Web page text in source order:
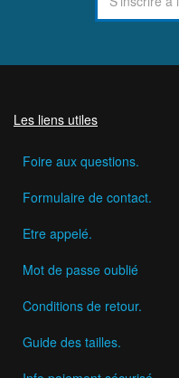
Les liens utiles
Foire aux questions.
Formulaire de contact.
Etre appelé.
Mot de passe oublié
Conditions de retour.
Guide des tailles.